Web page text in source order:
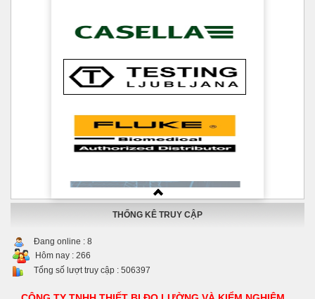
THỐNG KÊ TRUY CẬP
Đang online : 8
Hôm nay : 266
Tổng số lượt truy cập : 506397